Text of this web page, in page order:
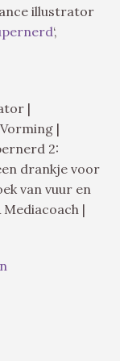
illustrator
‘,
|
|
2:
drankje voor
van vuur en
|